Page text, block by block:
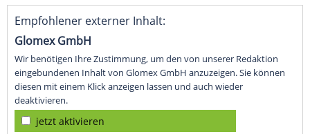
Empfohlener externer Inhalt:
Glomex GmbH
Wir benötigen Ihre Zustimmung, um den von unserer Redaktion
eingebundenen Inhalt von Glomex GmbH anzuzeigen. Sie können
diesen mit einem Klick anzeigen lassen und auch wieder
deaktivieren.
jetzt aktivieren